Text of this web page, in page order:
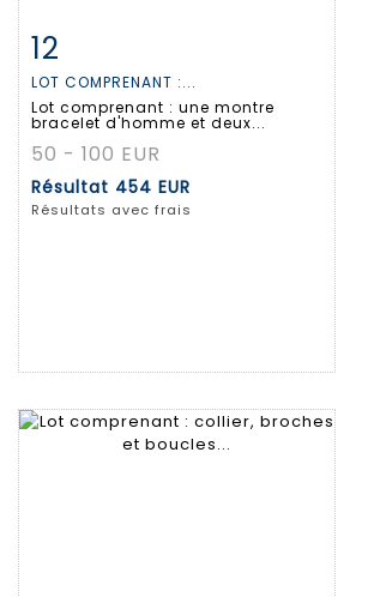
Fiche détaillée
12
LOT COMPRENANT :...
Lot comprenant : une montre
bracelet d'homme et deux...
50 - 100 EUR
Résultat 454 EUR
Résultats avec frais